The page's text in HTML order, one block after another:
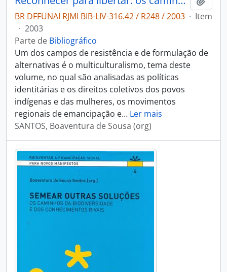
BR DFFUNAI RJMI BIB-LIV-316.42 / R248 / 2003 · Item
· 2003
Parte de Bibliográfico
Um dos campos de resistência e de formulação de
alternativas é o multiculturalismo, tema deste
volume, no qual são analisadas as políticas
identitárias e os direitos coletivos dos povos
indígenas e das mulheres, os movimentos
regionais de emancipação e… Ler mais
SANTOS, Boaventura de Sousa (org)